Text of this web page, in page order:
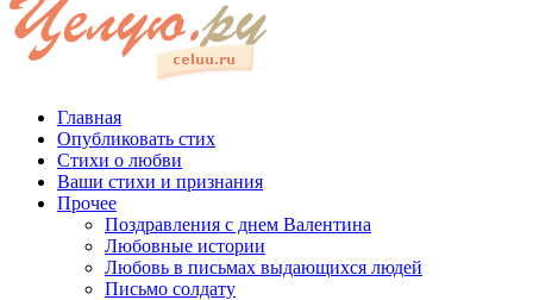
Главная
Опубликовать стих
Стихи о любви
Ваши стихи и признания
Прочее
Поздравления с днем Валентина
Любовные истории
Любовь в письмах выдающихся людей
Письмо солдату